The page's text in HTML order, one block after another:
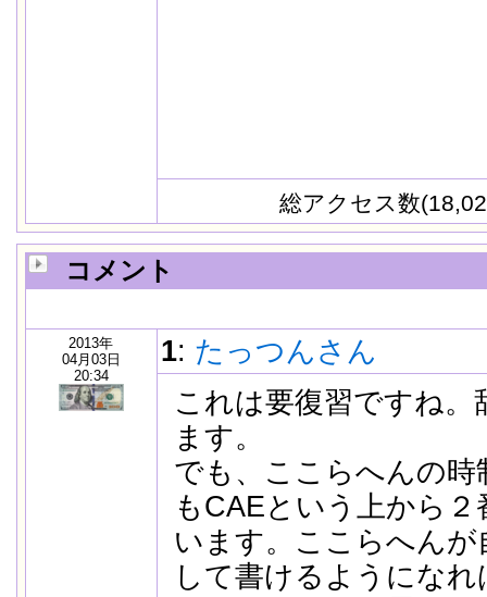
総アクセス数
コメント
2013年
04月03日
20:34
1: たっつんさん
これは要復習ですね
ます。
でも、ここらへんの時
もCAEという上から
います。ここらへん
して書けるようにな